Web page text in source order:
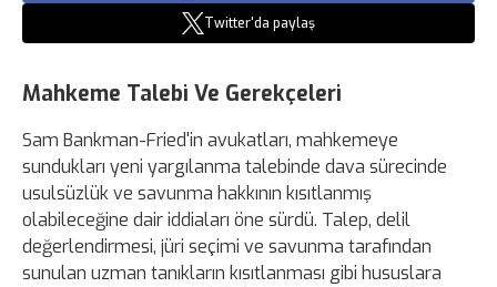
Twitter'da paylaş
Mahkeme Talebi Ve Gerekçeleri
Sam Bankman-Fried'in avukatları, mahkemeye
sundukları yeni yargılanma talebinde dava sürecinde
usulsüzlük ve savunma hakkının kısıtlanmış
olabileceğine dair iddiaları öne sürdü. Talep, delil
değerlendirmesi, jüri seçimi ve savunma tarafından
sunulan uzman tanıkların kısıtlanması gibi hususlara